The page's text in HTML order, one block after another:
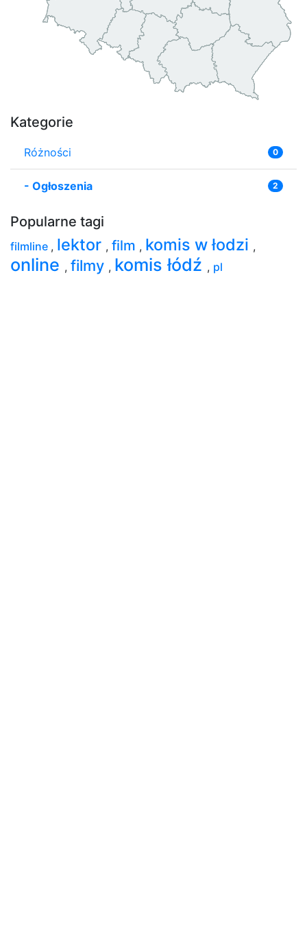
Kategorie
Różności 0
- Ogłoszenia 2
Popularne tagi
filmline , lektor , film , komis w łodzi ,
online , filmy , komis łódź , pl